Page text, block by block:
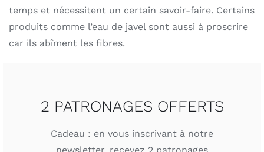
temps et nécessitent un certain savoir-faire. Certains
produits comme l’eau de javel sont aussi à proscrire
car ils abîment les fibres.
2 PATRONAGES OFFERTS
Cadeau : en vous inscrivant à notre
newsletter, recevez 2 patronages